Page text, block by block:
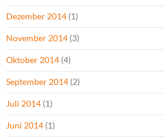
Dezember 2014 (1)
November 2014 (3)
Oktober 2014 (4)
September 2014 (2)
Juli 2014 (1)
Juni 2014 (1)